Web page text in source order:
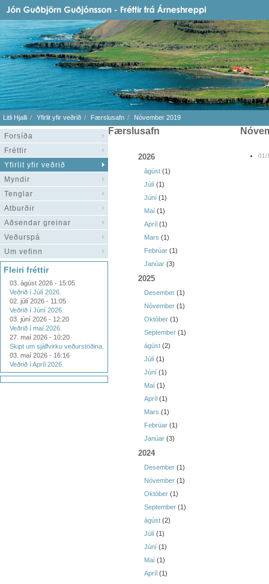
Litli Hjalli Yfirlit yfir veðrið Færslusafn Nóvember 2019
Forsíða
Fréttir
Yfirlit yfir veðrið
Myndir
Tenglar
Atburðir
Aðsendar greinar
Veðurspá
Um vefinn
Fleiri fréttir
03. ágúst 2026 - 15:05
Veðrið í Júlí 2026.
02. júlí 2026 - 11:05
Veðrið í Júní 2026.
03. júní 2026 - 12:20
Veðrið í maí 2026.
27. maí 2026 - 10:20
Skipt um sjálfvirku veðurstöðina.
03. maí 2026 - 16:16
Veðrið í Apríl 2026.
Færslusafn
2026
ágúst (1)
Júlí (1)
Júní (1)
Maí (1)
Apríl (1)
Mars (1)
Febrúar (1)
Janúar (3)
2025
Desember (1)
Nóvember (1)
Október (1)
September (1)
ágúst (2)
Júlí (1)
Júní (1)
Maí (1)
Apríl (1)
Mars (1)
Febrúar (1)
Janúar (3)
2024
Desember (1)
Nóvember (1)
Október (1)
September (1)
ágúst (2)
Júlí (1)
Júní (1)
Maí (1)
Apríl (1)
01/